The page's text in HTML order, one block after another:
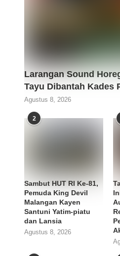
Larangan Sound
Tayu Dibantah Kades
Agustus 8, 2026
2
Sambut HUT RI Ke-81,
Pemuda King Devil
Malangan Kayen
Santuni Yatim-piatu
dan Lansia
Agustus 8, 2026